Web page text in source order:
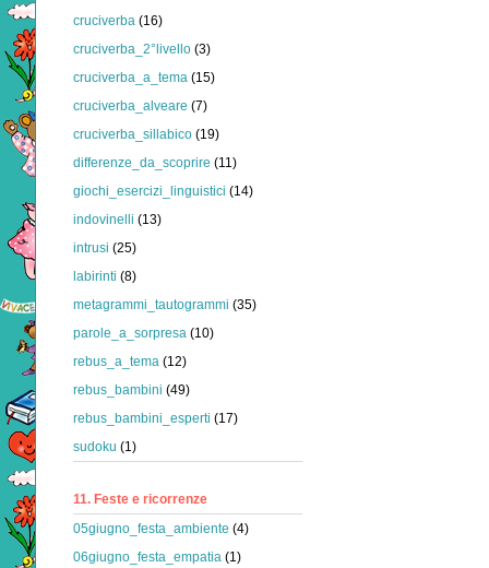
cruciverba (16)
cruciverba_2°livello (3)
cruciverba_a_tema (15)
cruciverba_alveare (7)
cruciverba_sillabico (19)
differenze_da_scoprire (11)
giochi_esercizi_linguistici (14)
indovinelli (13)
intrusi (25)
labirinti (8)
metagrammi_tautogrammi (35)
parole_a_sorpresa (10)
rebus_a_tema (12)
rebus_bambini (49)
rebus_bambini_esperti (17)
sudoku (1)
11. Feste e ricorrenze
05giugno_festa_ambiente (4)
06giugno_festa_empatia (1)